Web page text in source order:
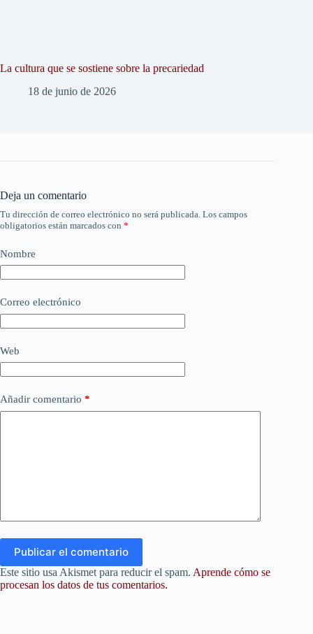
La cultura que se sostiene sobre la precariedad
18 de junio de 2026
Deja un comentario
Tu dirección de correo electrónico no será publicada. Los campos
obligatorios están marcados con *
Nombre
Correo electrónico
Web
Añadir comentario *
Publicar el comentario
Este sitio usa Akismet para reducir el spam. Aprende cómo se
procesan los datos de tus comentarios.